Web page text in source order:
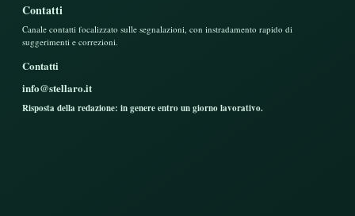
Contatti
Canale contatti focalizzato sulle segnalazioni, con instradamento rapido di
suggerimenti e correzioni.
Contatti
info@stellaro.it
Risposta della redazione: in genere entro un giorno lavorativo.